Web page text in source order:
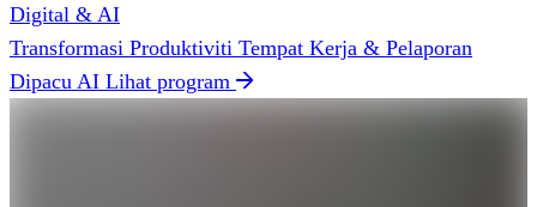
Digital & AI
Transformasi Produktiviti Tempat Kerja & Pelaporan
Dipacu AI Lihat program